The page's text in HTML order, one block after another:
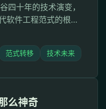
四十年的技术演变，
软件工程范式的根本
在过去的几个月
界都被同一种焦虑所
范式转移 技术未来
么神奇